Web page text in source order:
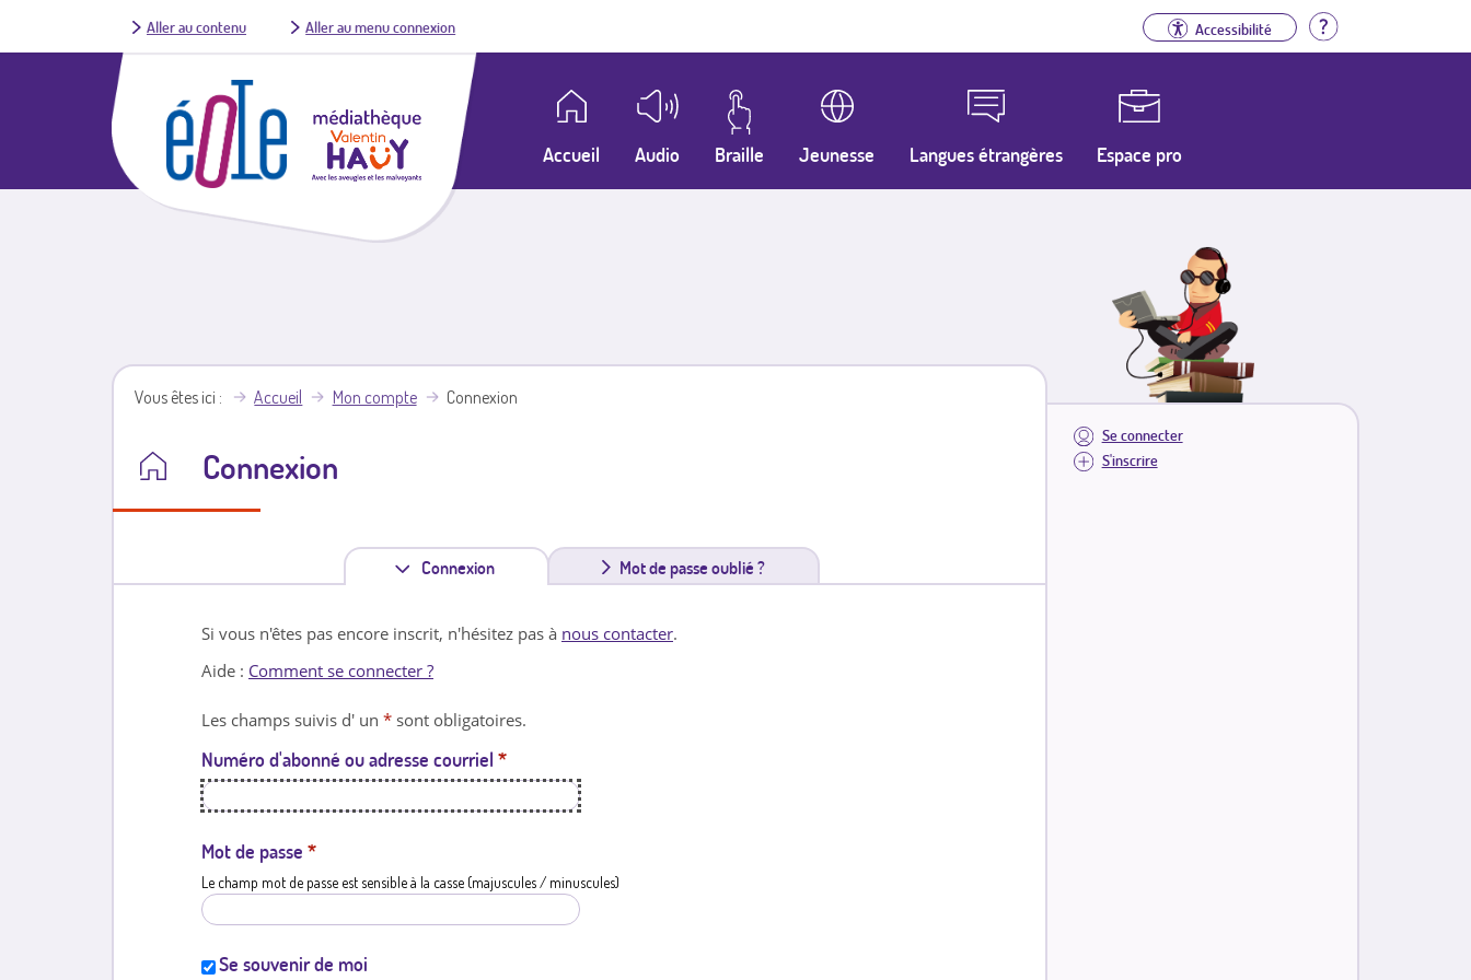
Aller au contenu Aller au menu connexion Accessibilité Aide
Accueil Audio Braille Jeunesse Langues étrangères Espace pro
Se connecter
S'inscrire
Vous êtes ici Accueil Mon compte Connexion
Connexion
Connexion
n
l
e
Mot de passe oublié ?
Si vous n'êtes pas encore inscrit, n'hésitez pas à nous contacter.
Aide : Comment se connecter ?
Les champs suivis d' un * sont obligatoires.
Numéro d'abonné ou adresse courriel *
Mot de passe *
Le champ mot de passe est sensible à la casse (majuscules / minuscules)
Se souvenir de moi